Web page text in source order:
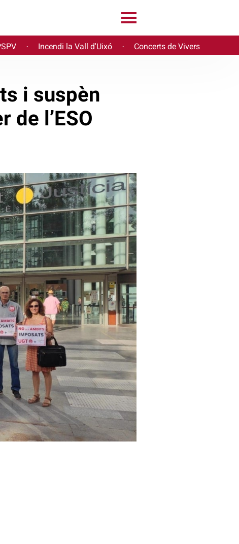
· Incendi la Vall d'Uixó · Concerts de Vivers
i suspèn
de l’ESO